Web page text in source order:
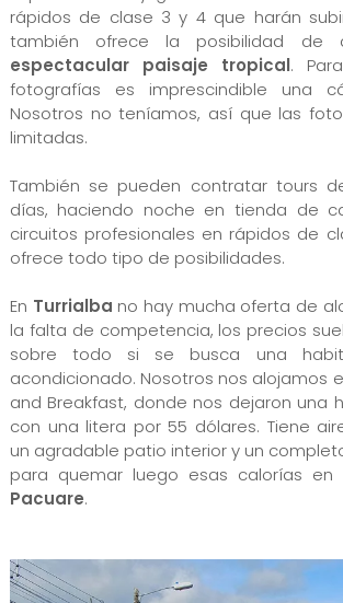
rápidos de clase 3 y 4 que harán
también ofrece la posibilidad de
espectacular paisaje tropical.
fotografías es imprescindible una
Nosotros no teníamos, así que las
limitadas.
También se pueden contratar tours
días, haciendo noche en tienda de
circuitos profesionales en rápidos de
ofrece todo tipo de posibilidades.
En Turrialba no hay mucha oferta de
la falta de competencia, los precios
sobre todo si se busca una
acondicionado. Nosotros nos alojamos
and Breakfast, donde nos dejaron una
con una litera por 55 dólares. Tiene
un agradable patio interior y un
para quemar luego esas calorías en
Pacuare.